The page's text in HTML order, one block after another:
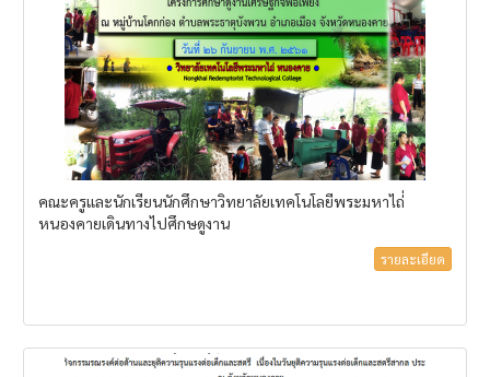
คณะครูและนักเรียนนักศึกษาวิทยาลัยเทคโนโลยีพระมหาไถ่่
หนองคายเดินทางไปศึกษดูงาน
รายละเอียด